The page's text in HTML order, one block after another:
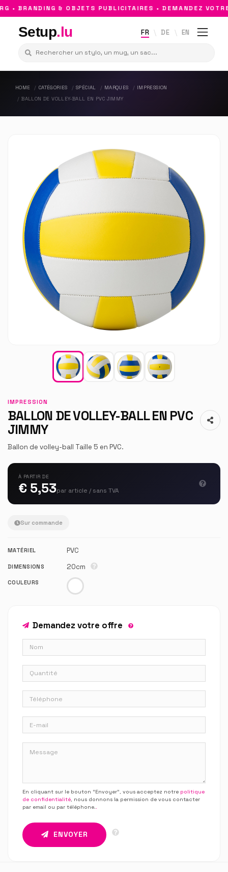
• BRANDING & OBJETS PUBLICITAIRES • DEMANDEZ VOTRE
Setup.lu FR DE EN
HOME CATÉGORIES SPÉCIAL MARQUES
IMPRESSION
BALLON DE VOLLEY-BALL EN PVC JIMMY
IMPRESSION
BALLON DE VOLLEY-BALL EN PVC
JIMMY
Ballon de volley-ball Taille 5 en PVC.
À PARTIR DE
€ 5,53par article / sans TVA
Sur commande
MATÉRIEL PVC
DIMENSIONS 20cm
COULEURS
Demandez votre offre
En cliquant sur le bouton “Envoyer”, vous acceptez notre politique
de confidentialité, nous donnons la permission de vous contacter
par email ou par téléphone..
ENVOYER